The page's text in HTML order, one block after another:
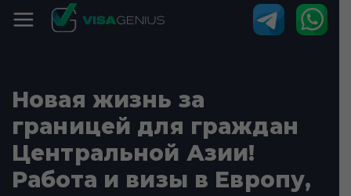
Новая жизнь за
границей для граждан
Центральной Азии!
Работа и визы в Европу,